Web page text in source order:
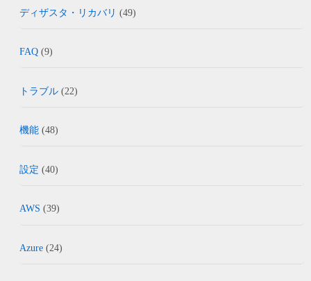
ディザスタ・リカバリ (49)
FAQ (9)
トラブル (22)
機能 (48)
設定 (40)
AWS (39)
Azure (24)